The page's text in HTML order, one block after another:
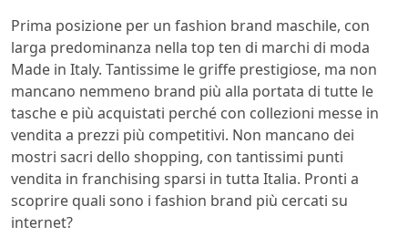
Prima posizione per un fashion brand maschile, con
larga predominanza nella top ten di marchi di moda
Made in Italy. Tantissime le griffe prestigiose, ma non
mancano nemmeno brand più alla portata di tutte le
tasche e più acquistati perché con collezioni messe in
vendita a prezzi più competitivi. Non mancano dei
mostri sacri dello shopping, con tantissimi punti
vendita in franchising sparsi in tutta Italia. Pronti a
scoprire quali sono i fashion brand più cercati su
internet?